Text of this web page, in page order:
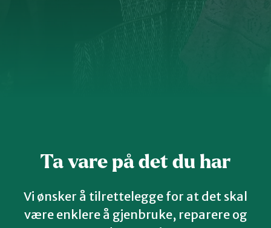
Stjørdal og Meråker
Trøndelag
Ta vare på det du har
Vi ønsker å tilrettelegge for at det skal
være enklere å gjenbruke, reparere og